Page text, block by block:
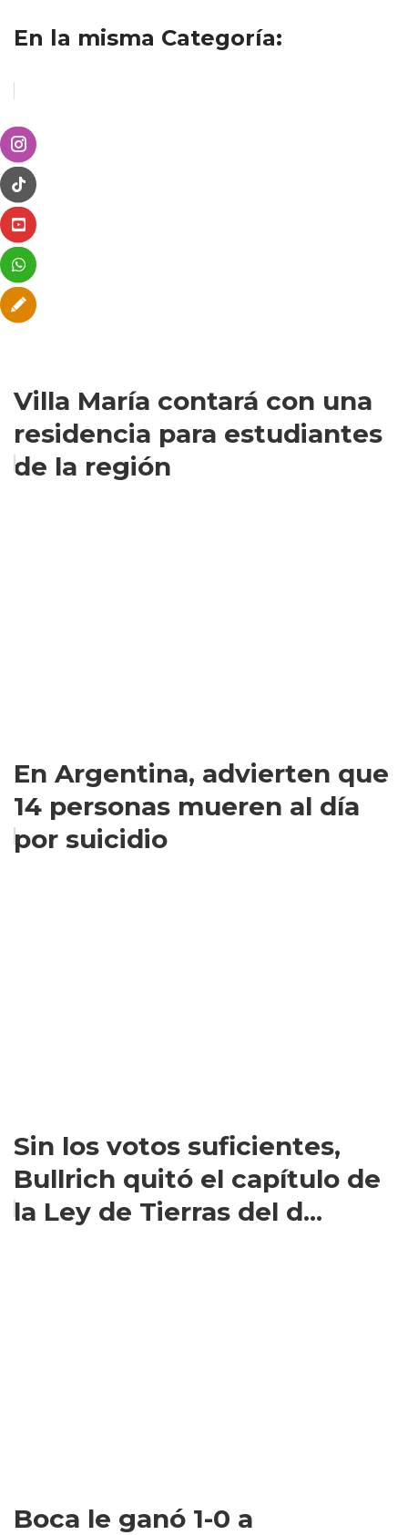
En la misma Categoría:
Villa María contará con una
residencia para estudiantes
de la región
En Argentina, advierten que
14 personas mueren al día
por suicidio
Sin los votos suficientes,
Bullrich quitó el capítulo de
la Ley de Tierras del d...
Boca le ganó 1-0 a